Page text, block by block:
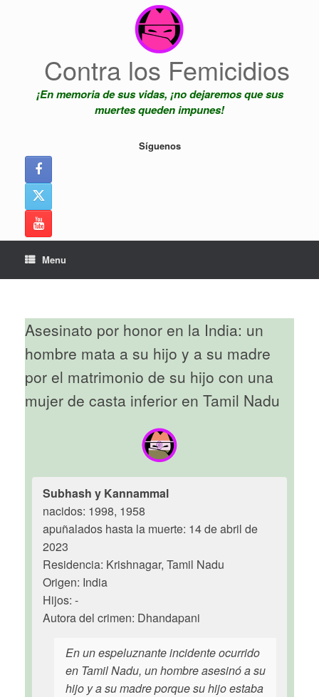
Contra los Femicidios
¡En memoria de sus vidas, ¡no dejaremos que sus
muertes queden impunes!
Síguenos
Menu
Asesinato por honor en la India: un
hombre mata a su hijo y a su madre
por el matrimonio de su hijo con una
mujer de casta inferior en Tamil Nadu
Subhash y Kannammal
nacidos: 1998, 1958
apuñalados hasta la muerte: 14 de abril de
2023
Residencia: Krishnagar, Tamil Nadu
Origen: India
Hijos: -
Autora del crimen: Dhandapani
En un espeluznante incidente ocurrido
en Tamil Nadu, un hombre asesinó a su
hijo y a su madre porque su hijo estaba